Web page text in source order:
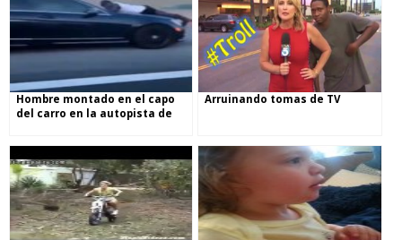
Hombre montado en el capo
del carro en la autopista de
Arruinando tomas de TV